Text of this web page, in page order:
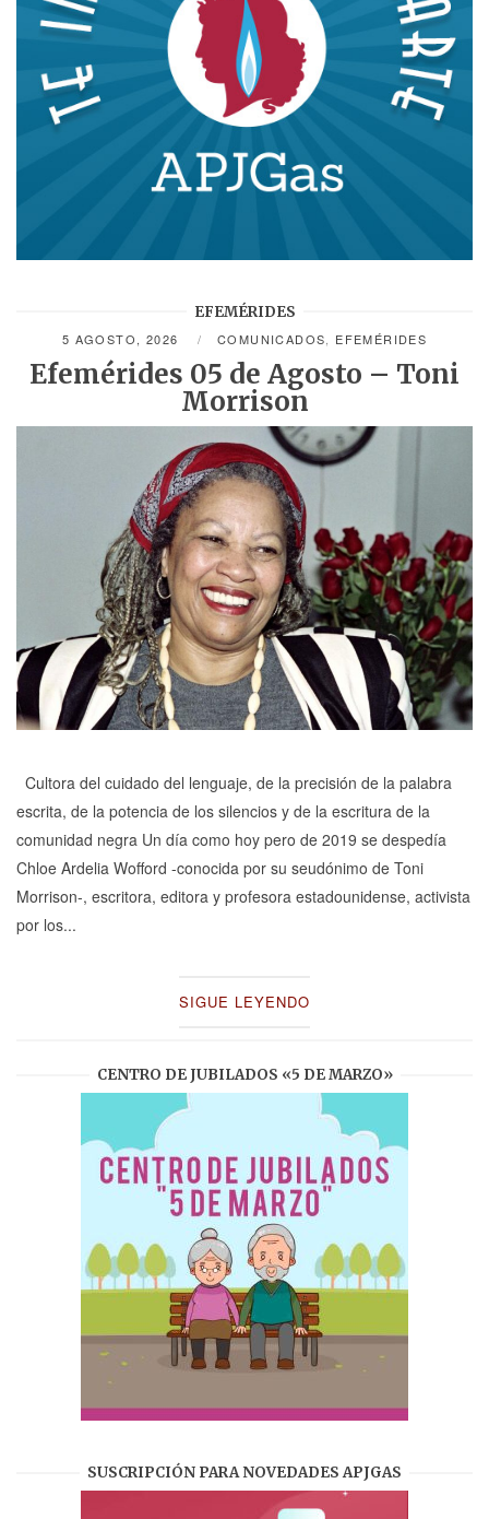
EFEMÉRIDES
5 AGOSTO, 2026 COMUNICADOS EFEMÉRIDES
Efemérides 05 de Agosto – Toni
Morrison
Cultora del cuidado del lenguaje, de la precisión de la palabra
escrita, de la potencia de los silencios y de la escritura de la
comunidad negra Un día como hoy pero de 2019 se despedía
Chloe Ardelia Wofford -conocida por su seudónimo de Toni
Morrison-, escritora, editora y profesora estadounidense, activista
por los...
SIGUE LEYENDO
CENTRO DE JUBILADOS «5 DE MARZO»
SUSCRIPCIÓN PARA NOVEDADES APJGAS